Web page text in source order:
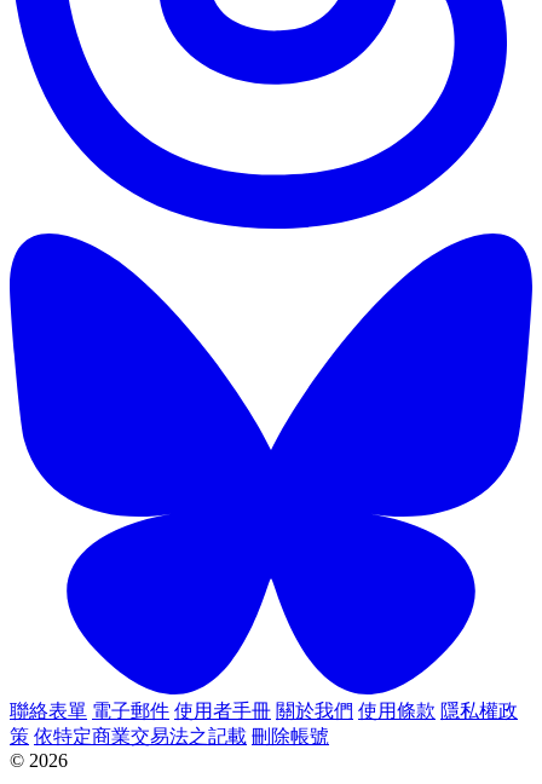
聯絡表單 電子郵件 使用者手冊 關於我們 使用條款 隱私權政
策 依特定商業交易法之記載 刪除帳號
© 2026